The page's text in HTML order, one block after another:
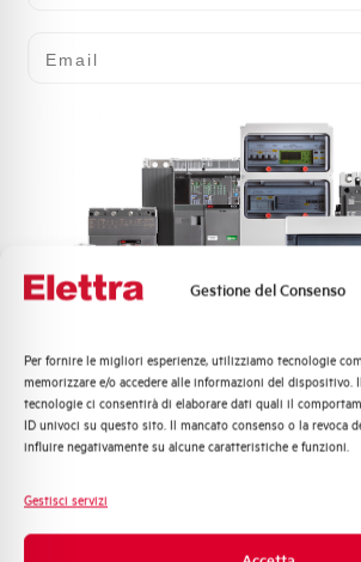
Gestione del Consenso
Per fornire le migliori esperienze, utilizziamo tecnologie
memorizzare e/o accedere alle informazioni del dispositivo.
tecnologie ci consentirà di elaborare dati quali il
ID univoci su questo sito. Il mancato consenso o la revoca
influire negativamente su alcune caratteristiche e funzioni.
Gestisci servizi
Omologazioni
Hai bisogno di
Care
Quali argomenti ti interessano
Distribuzione di Energia
Automazione Industriale
Sistema Quadri
Promozioni e offerte